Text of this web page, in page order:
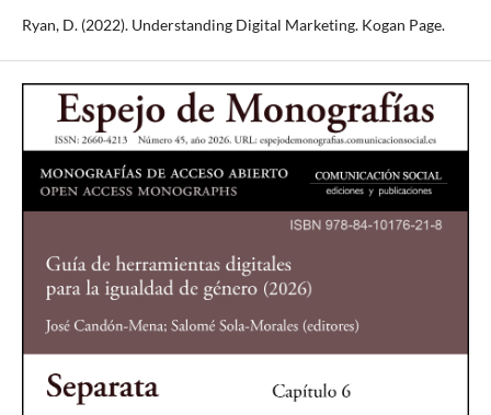
Ryan, D. (2022). Understanding Digital Marketing. Kogan Page.